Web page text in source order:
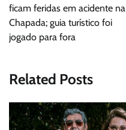
Post
ficam feridas em acidente na
Chapada; guia turístico foi
jogado para fora
Related Posts